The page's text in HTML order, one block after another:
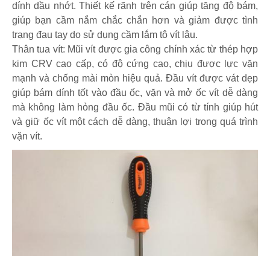
dính dầu nhớt. Thiết kế rãnh trên cán giúp tăng độ bám,
giúp bạn cầm nắm chắc chắn hơn và giảm được tình
trạng đau tay do sử dụng cầm lắm tô vít lâu.
Thân tua vít: Mũi vít được gia công chính xác từ thép hợp
kim CRV cao cấp, có độ cứng cao, chịu được lực vặn
mạnh và chống mài mòn hiệu quả. Đầu vít được vát dẹp
giúp bám dính tốt vào đầu ốc, vặn và mở ốc vít dễ dàng
mà không làm hỏng đầu ốc. Đầu mũi có từ tính giúp hút
và giữ ốc vít một cách dễ dàng, thuận lợi trong quá trình
vặn vít.